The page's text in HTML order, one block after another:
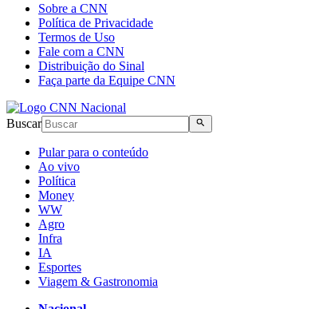
Sobre a CNN
Política de Privacidade
Termos de Uso
Fale com a CNN
Distribuição do Sinal
Faça parte da Equipe CNN
Buscar
Pular para o conteúdo
Ao vivo
Política
Money
WW
Agro
Infra
IA
Esportes
Viagem & Gastronomia